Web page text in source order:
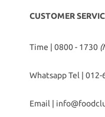
CUSTOMER
Time | 0800 - 1730
Whatsapp Tel | 012-
Email |